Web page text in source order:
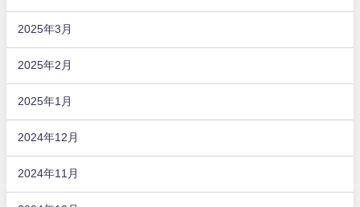
2025年3月
2025年2月
2025年1月
2024年12月
2024年11月